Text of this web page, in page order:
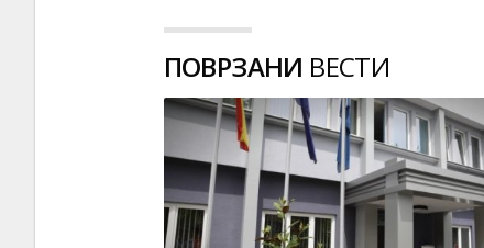
ПОВРЗАНИ ВЕСТИ